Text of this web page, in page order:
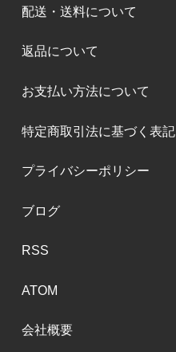
配送・送料について
返品について
お支払い方法について
特定商取引法に基づく表記
プライバシーポリシー
ブログ
RSS
ATOM
会社概要